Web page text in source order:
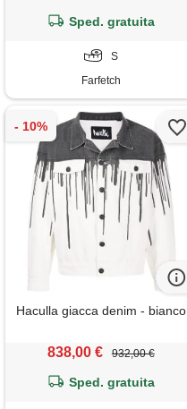
Sped. gratuita
S
Farfetch
Haculla giacca denim - bianco
838,00 € 932,00 €
Sped. gratuita